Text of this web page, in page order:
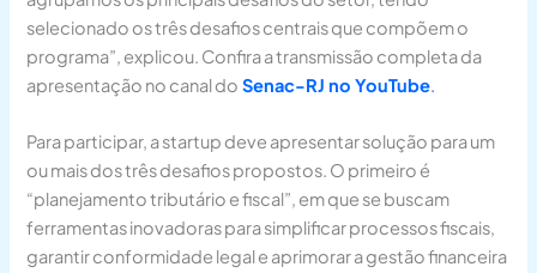
selecionado os três desafios centrais que compõem o
programa”, explicou. Confira a transmissão completa da
apresentação no canal do Senac-RJ no YouTube.
Para participar, a startup deve apresentar solução para um
ou mais dos três desafios propostos. O primeiro é
“planejamento tributário e fiscal”, em que se buscam
ferramentas inovadoras para simplificar processos fiscais,
garantir conformidade legal e aprimorar a gestão financeira